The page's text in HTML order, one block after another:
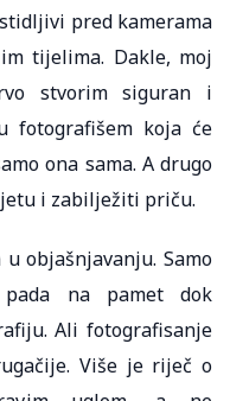
pred kamerama
tijelima. Dakle, moj
stvorim siguran i
fotografišem koja će
ona sama. A drugo
i zabilježiti priču.
objašnjavanju. Samo
na pamet dok
Ali fotografisanje
Više je riječ o